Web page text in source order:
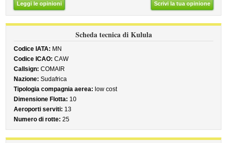
Leggi le opinioni Scrivi la tua opinione
Scheda tecnica di Kulula
Codice IATA: MN
Codice ICAO: CAW
Callsign: COMAIR
Nazione: Sudafrica
Tipologia compagnia aerea: low cost
Dimensione Flotta: 10
Aeroporti serviti: 13
Numero di rotte: 25